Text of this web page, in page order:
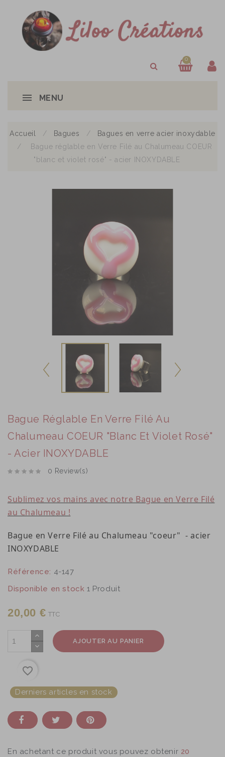
0
MENU
Accueil Bagues
Bagues en verre acier inoxydable
Bague réglable en Verre Filé au Chalumeau COEUR
"blanc et violet rosé" - acier INOXYDABLE
Bague Réglable En Verre Filé Au
Chalumeau COEUR "blanc Et Violet Rosé"
- Acier INOXYDABLE
0 Review(s)
Sublimez vos mains avec notre Bague en Verre Filé
au Chalumeau !
Bague en Verre Filé au Chalumeau "coeur" - acier
INOXYDABLE
Référence: 4-147
Disponible en stock 1 Produit
20,00 € TTC
AJOUTER AU PANIER
favorite_border
Derniers articles en stock
En achetant ce produit vous pouvez obtenir 20